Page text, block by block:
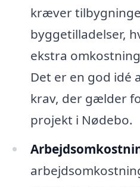
kræver
byggetilladelser,
ekstra
Det er en god idé
krav, der gælder
projekt i Nødebo.